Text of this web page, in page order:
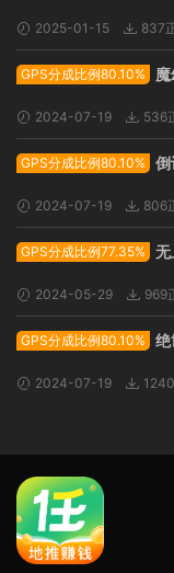
2025-01-15 837
GPS分成比例80.10%
2024-07-19 536
GPS分成比例80.10% 倒
2024-07-19 806
GPS分成比例77.35% 无
2024-05-29 969
GPS分成比例80.10% 绝
2024-07-19